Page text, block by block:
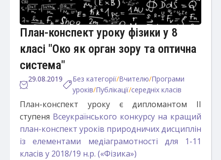
План-конспект уроку фізики у 8
класі "Око як орган зору та оптична
система"
29.08.2019 Без категорії/Вчителю/Програми
уроків/Публікації/середніх класів
План-конспект уроку є дипломантом ІІ
ступеня Всеукраїнського конкурсу на кращий
план-конспект уроків природничих дисциплін
із елементами медіаграмотності для 1-11
класів у 2018/19 н.р. («Фізика»)